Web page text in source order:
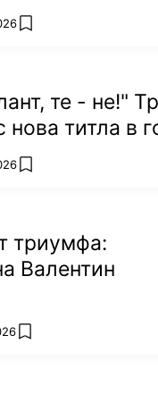
add favorites
те - не!"
нова титла в
add favorites
триумфа:
Валентин
add favorites